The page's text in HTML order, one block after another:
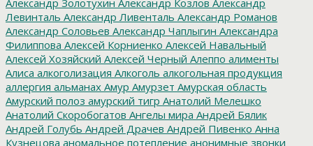
Левинталь Александр Ливенталь Александр Романов
Александр Соловьев Александр Чаплыгин Александра
Филиппова Алексей Корниенко Алексей Навальный
Алексей Хозяйский Алексей Черный Алеппо алименты
Алиса алкоголизация Алкоголь алкогольная продукция
аллергия альманах Амур Амурзет Амурская область
Амурский полоз амурский тигр Анатолий Мелешко
Анатолий Скоробогатов Ангелы мира Андрей Бялик
Андрей Голубь Андрей Драчев Андрей Пивенко Анна
Кузнецова аномальное потепление анонимные звонки